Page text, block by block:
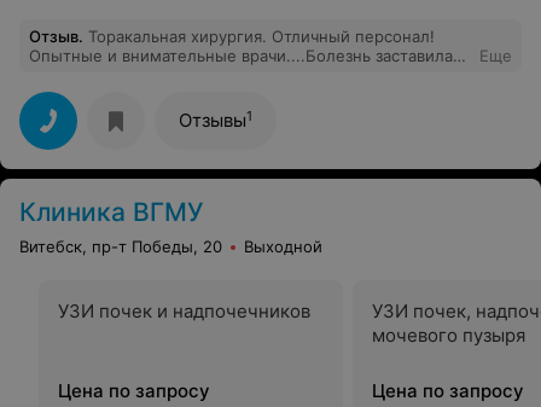
Отзыв. Торакальная хирургия. Отличный персонал!
Опытные и внимательные врачи....Болезнь заставила
Николай Михайлович и хирург Подолинский Юрий
Сергеевич без лишних слов сделали всё, что нужно. А
какие прекрасные медсёстры! Марина Васильевна,
Анна в перевязочном, Диана, санитарка Анна и многие
другие! Простите, не знаю их имён. Спасибо за
Еще
Отзывы1
Клиника ВГМУ
Витебск, пр-т Победы, 20 Выходной
УЗИ почек и надпочечников
Цена по запросу
УЗИ почек,
мочевого пузыря
Цена по запросу